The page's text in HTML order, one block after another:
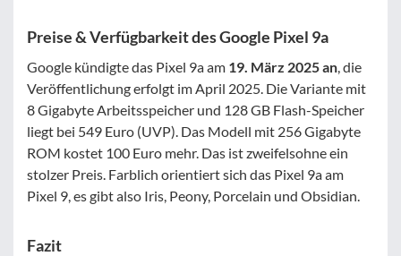
Preise & Verfügbarkeit des Google Pixel 9a
Google kündigte das Pixel 9a am 19. März 2025 an , die
Veröffentlichung erfolgt im April 2025. Die Variante mit
8 Gigabyte Arbeitsspeicher und 128 GB Flash-Speicher
liegt bei 549 Euro (UVP). Das Modell mit 256 Gigabyte
ROM kostet 100 Euro mehr. Das ist zweifelsohne ein
stolzer Preis. Farblich orientiert sich das Pixel 9a am
Pixel 9, es gibt also Iris, Peony, Porcelain und Obsidian.
Fazit